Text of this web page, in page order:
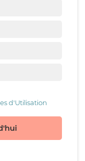
d'Utilisation